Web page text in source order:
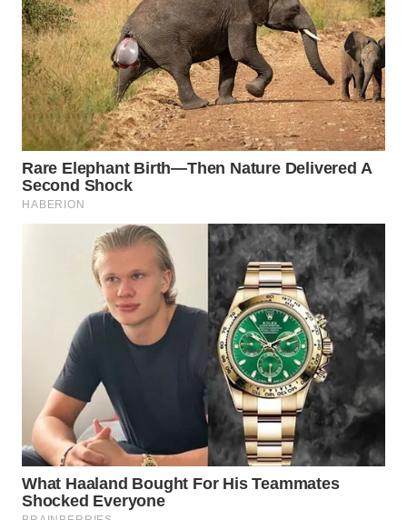
BORNEO
Wahana
Media
Group
WAHANA
NEWS
WAHANA
TANI
WAHANA
INFRASTRUKTUR
WAHANA
KONSUMEN
WAHANA
LISTRIK